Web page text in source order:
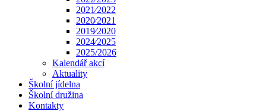
2021⁄2022
2020⁄2021
2019⁄2020
2024⁄2025
2025/2026
Kalendář akcí
Aktuality
Školní jídelna
Školní družina
Kontakty